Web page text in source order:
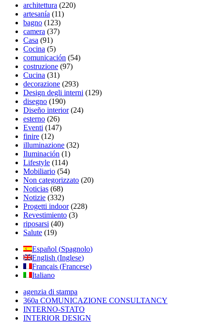
architettura (220)
artesanía (11)
bagno (123)
camera (37)
Casa (91)
Cocina (5)
comunicación (54)
costruzione (97)
Cucina (31)
decorazione (293)
Design degli interni (129)
disegno (190)
Diseño interior(24)
esterno (26)
Eventi (147)
finire (12)
illuminazione (32)
Iluminación (1)
Lifestyle (114)
Mobiliario (54)
Non categorizzato (20)
Noticias (68)
Notizie (332)
Progetti indoor(228)
Revestimiento (3)
riposarsi (40)
Salute (19)
Español (Spagnolo)
English (Inglese)
Français (Francese)
Italiano
agenzia di stampa
360a COMUNICAZIONE CONSULTANCY
INTERNO-STATO
INTERIOR DESIGN